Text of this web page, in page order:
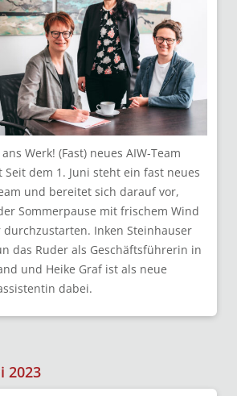
Werk! (Fast) neues AIW-Team
Seit dem 1. Juni steht ein fast neues
und bereitet sich darauf vor,
Sommerpause mit frischem Wind
durchzustarten. Inken Steinhauser
das Ruder als Geschäftsführerin in
und Heike Graf ist als neue
dabei.
2023